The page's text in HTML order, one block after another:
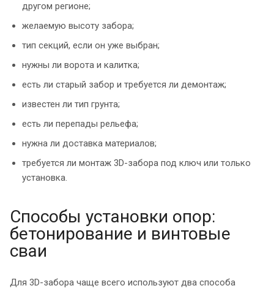
другом регионе;
желаемую высоту забора;
тип секций, если он уже выбран;
нужны ли ворота и калитка;
есть ли старый забор и требуется ли демонтаж;
известен ли тип грунта;
есть ли перепады рельефа;
нужна ли доставка материалов;
требуется ли монтаж 3D-забора под ключ или только
установка.
Способы установки опор:
бетонирование и винтовые
сваи
Для 3D-забора чаще всего используют два способа